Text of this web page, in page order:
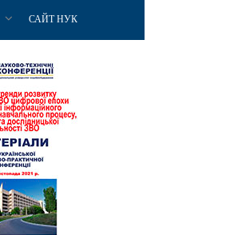
САЙТ НУК